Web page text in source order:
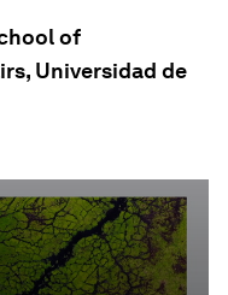
of
, Universidad de